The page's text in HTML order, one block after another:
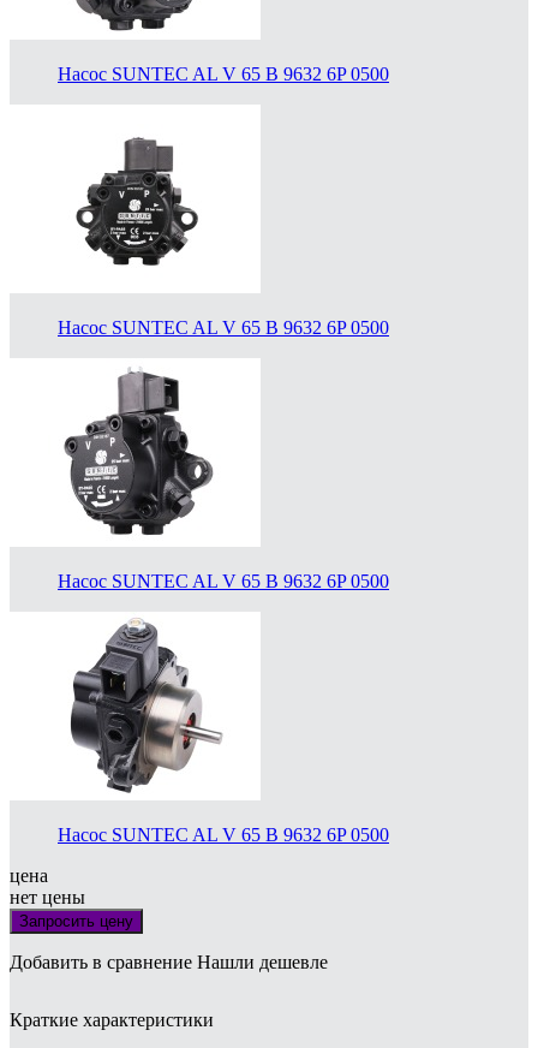
Насос SUNTEC AL V 65 B 9632 6P 0500
Насос SUNTEC AL V 65 B 9632 6P 0500
Насос SUNTEC AL V 65 B 9632 6P 0500
Насос SUNTEC AL V 65 B 9632 6P 0500
цена
нет цены
Запросить цену
Добавить в сравнение Нашли дешевле
Краткие характеристики